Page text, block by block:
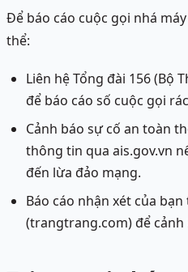
Để báo cáo cuộc gọi nhá
thể:
Liên hệ Tổng đài 156 (Bộ
để báo cáo số cuộc gọi
Cảnh báo sự cố an toàn
thông tin qua ais.gov.vn
đến lừa đảo mạng.
Báo cáo nhận xét của
(trangtrang.com) để